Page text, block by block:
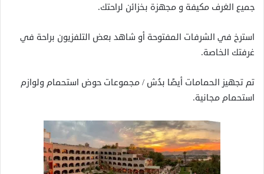
جميع الغرف مكيفة و مجهزة بخزائن لراحتك.
استرخ في الشرفات المفتوحة أو شاهد بعض التلفزيون براحة في
غرفتك الخاصة.
تم تجهيز الحمامات أيضًا بدُش / مجموعات حوض استحمام ولوازم
استحمام مجانية.